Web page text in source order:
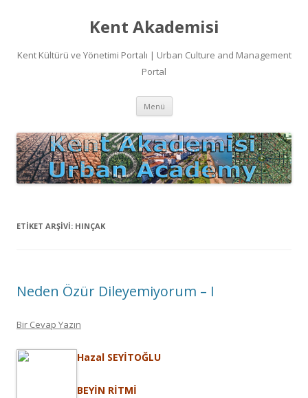
Kent Akademisi
Kent Kültürü ve Yönetimi Portalı | Urban Culture and Management
Portal
Menü İçeriğe
ETIKET ARŞIVI: HINÇAK
Neden Özür Dileyemiyorum – I
Bir Cevap Yazın
Hazal SEYİTOĞLU
BEYİN RİTMİ